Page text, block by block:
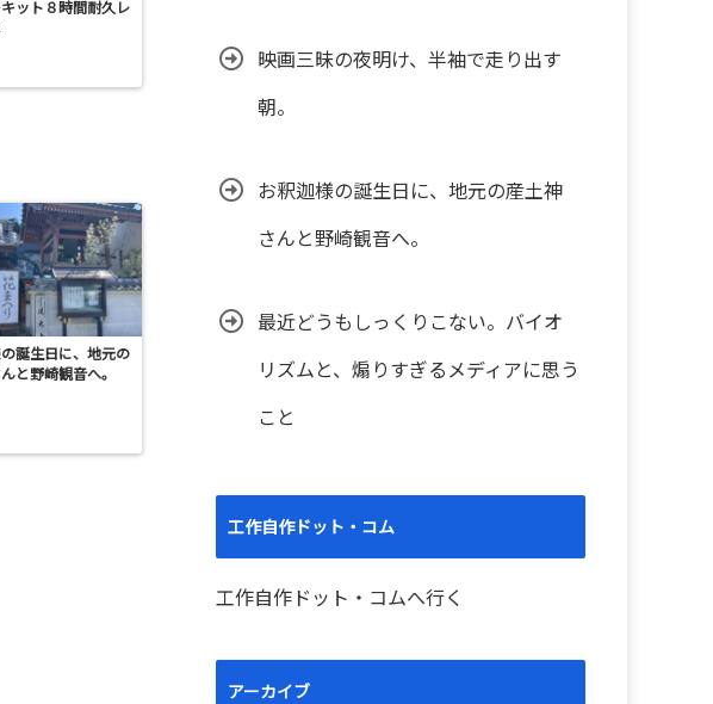
ット８時間耐久レ
誕生日に、地元の
と野崎観音へ。
映画三昧の夜明け、半袖で走り出す
朝。
お釈迦様の誕生日に、地元の産土神
さんと野崎観音へ。
最近どうもしっくりこない。バイオ
リズムと、煽りすぎるメディアに思う
こと
工作自作ドット・コム
工作自作ドット・コムへ行く
アーカイブ